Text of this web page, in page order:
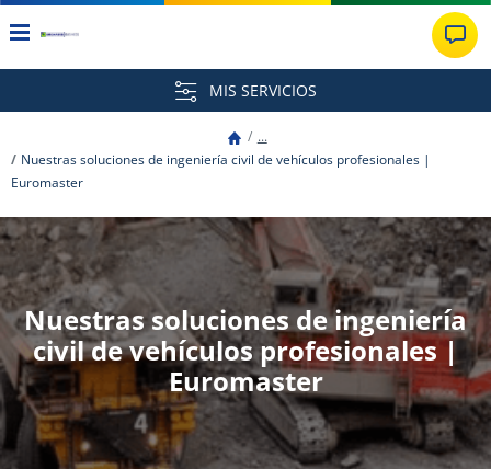
MIS SERVICIOS
...
Nuestras soluciones de ingeniería civil de vehículos profesionales |
Euromaster
Nuestras soluciones de ingeniería
civil de vehículos profesionales |
Euromaster